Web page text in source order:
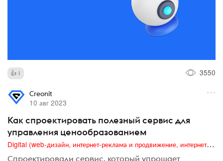
1 3550
Creonit
10 авг 2023
Как спроектировать полезный сервис для
управления ценообразованием
Digital (web-дизайн, интернет-реклама и продвижение, интернет-сообщества и блоги, интернет-коммуникации, мобильный маркетинг, реклама на цифровых экранах)
Спроектировали сервис, который упрощает